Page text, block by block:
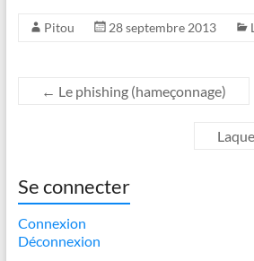
Pitou 28 septembre 2013
← Le phishing (hameçonnage)
Se connecter
Connexion
Déconnexion